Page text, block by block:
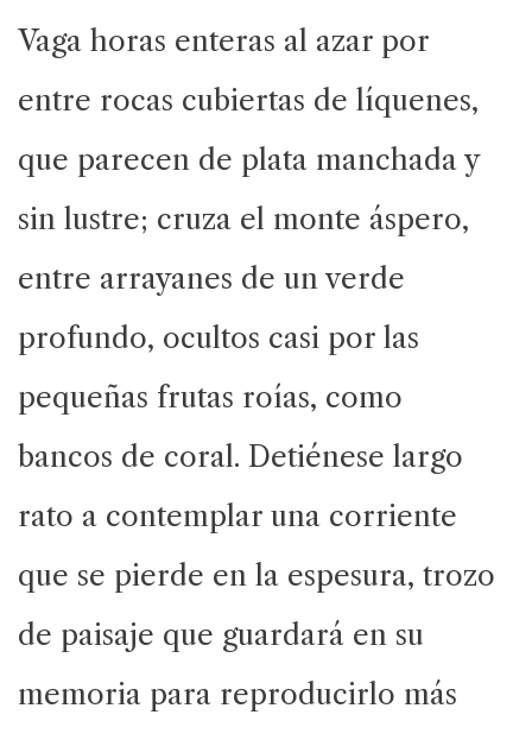
Vaga horas enteras al azar por
entre rocas cubiertas de líquenes,
que parecen de plata manchada y
sin lustre; cruza el monte áspero,
entre arrayanes de un verde
profundo, ocultos casi por las
pequeñas frutas roías, como
bancos de coral. Detiénese largo
rato a contemplar una corriente
que se pierde en la espesura, trozo
de paisaje que guardará en su
memoria para reproducirlo más